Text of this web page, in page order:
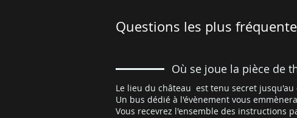
Questions les plus
Où se joue la pièce de
Le lieu du château est tenu secret
Un bus dédié à l'évènement vous
Vous recevrez l'ensemble des instructions